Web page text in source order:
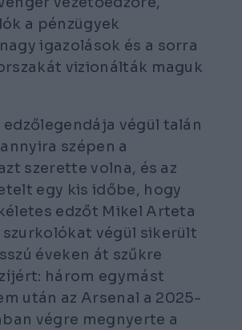
a pénzügyek
igazolások és a sorra
vizionálták maguk
végül talán
szépen a
szerette volna, és az
egy kis időbe, hogy
edzőt Mikel Arteta
szurkolókat végül sikerült
éveken át szűkre
három egymást
után az Arsenal a 2025-
végre megnyerte a